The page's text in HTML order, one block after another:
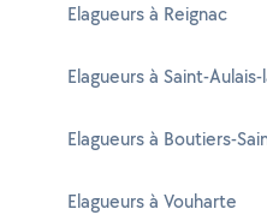
Elagueurs à Reignac
Elagueurs à Saint-
Elagueurs à Boutiers-
Elagueurs à Vouharte